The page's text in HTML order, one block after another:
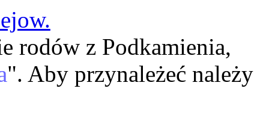
rodów z Podkamienia,
". Aby przynależeć należy